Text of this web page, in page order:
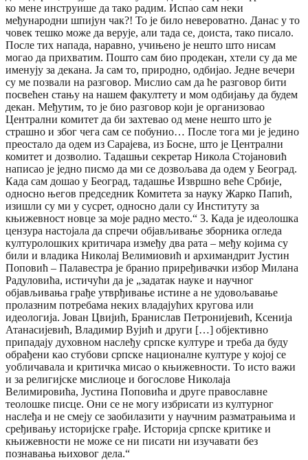
ко мене инструише да тако радим. Испао сам неки
међународни шпијун чак?! То је било невероватно. Данас у то
човек тешко може да верује, али тада се, доиста, тако писало.
После тих напада, наравно, учињено је нешто што нисам
могао да прихватим. Пошто сам био продекан, хтели су да ме
именују за декана. Ја сам то, природно, одбијао. Једне вечери
су ме позвали на разговор. Мислио сам да ће разговор бити
посвећен стању на нашем факултету и мом одбијању да будем
декан. Међутим, то је био разговор који је организовао
Централни комитет да би захтевао од мене нешто што је
страшно и због чега сам се побунио… После тога ми је једино
преостало да одем из Сарајева, из Босне, што је Централни
комитет и дозволио. Тадашњи секретар Никола Стојановић
написао је једно писмо да ми се дозвољава да одем у Београд.
Када сам дошао у Београд, тадашње Извршно веће Србије,
односно његов председник Комитета за науку Жарко Папић,
изишли су ми у сусрет, односно дали су Институту за
књижевност новце за моје радно место.“ 3. Када је идеолошка
цензура настојала да спречи објављивање зборника огледа
културолошких критичара између два рата – међу којима су
били и владика Николај Велимиовић и архимандрит Јустин
Поповић – Палавестра је бранио приређивачки избор Милана
Радуловића, истичући да је „задатак науке и научног
објављивања грађе утврђивање истине а не удовољавање
пролазним потребама неких владајућих кругова или
идеологија. Јован Цвијић, Бранислав Петронијевић, Ксенија
Атанасијевић, Владимир Вујић и други […] објективно
припадају духовном наслеђу српске културе и треба да буду
обрађени као стубови српске националне културе у којој се
уобличавала и критичка мисао о књижевности. То исто важи
и за религијске мислиоце и богослове Николаја
Велимировића, Јустина Поповића и друге православне
теолошке писце. Они се не могу избрисати из културног
наслеђа и не смеју се заобилазити у научним разматрањима и
сређивању историјске грађе. Историја српске критике и
књижевности не може се ни писати ни изучавати без
познавања њиховог дела.“